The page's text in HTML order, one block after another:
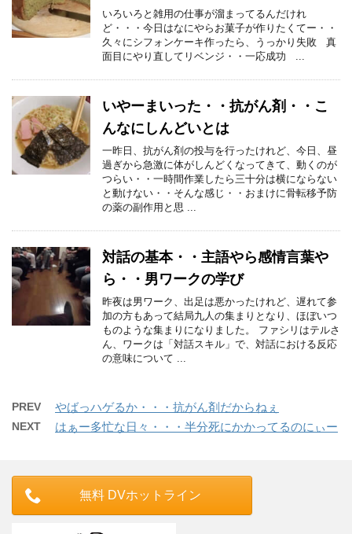
いろいろと雑用の仕事が溜まってるんだけれ
ど・・・今日はなにやらお菓子が作りたくてー・・
久々にシフォンケーキ作ったら、うっかり失敗 真
面目にやり直してリベンジ・・一応成功 ...
いやーまいった・・抗がん剤・・こ
んなにしんどいとは
一昨日、抗がん剤の投与を行ったけれど、今日、昼
過ぎから急激に体がしんどくなってきて、動くのが
つらい・・一時間作業したら三十分は横にならない
と動けない・・そんな感じ・・おまけに骨転移予防
の薬の副作用と思 ...
対話の基本・・主語やら感情言葉や
ら・・男ワークの学び
昨夜は男ワーク、出足は悪かったけれど、遅れて参
加の方もあって結局九人の集まりとなり、ほぼいつ
ものような集まりになりました。 ファシリはテルさ
ん、ワークは「対話スキル」で、対話における反応
の意味について ...
PREV やばっハゲるか・・・抗がん剤だからねぇ
NEXT はぁー多忙な日々・・・半分死にかかってるのにぃー
無料 DVホットライン